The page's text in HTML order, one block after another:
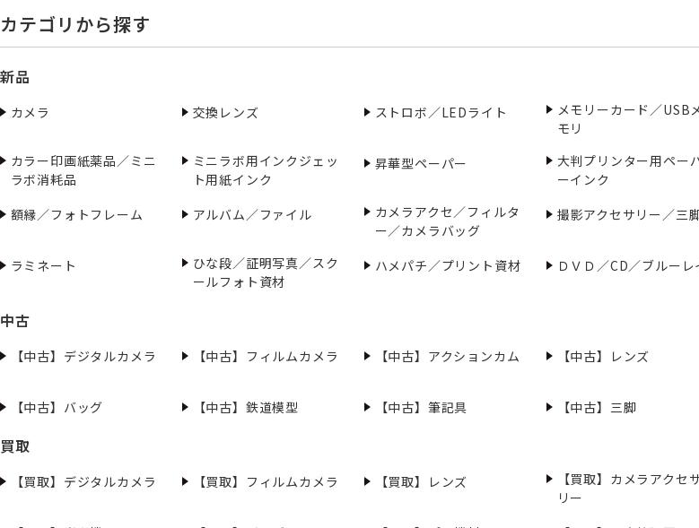
カテゴリから探す
新品
カメラ 交換レンズ ストロボ／LEDライト
メモリーカード／USB
モリ
カラー印画紙薬品／ミニ
ラボ消耗品
ミニラボ用インクジェッ
ト用紙インク
昇華型ペーパー
大判プリンター用ペー
ーインク
額縁／フォトフレーム
アルバム／ファイル
カメラアクセ／フィルタ
ー／カメラバッグ
撮影アクセサリー／三
ラミネート
ひな段／証明写真／スク
ールフォト資材
ハメパチ／プリント資材 ＤＶＤ／CD／ブルーレ
中古
【中古】デジタルカメラ 【中古】フィルムカメラ 【中古】アクションカム 【中古】レンズ
【中古】バッグ 【中古】鉄道模型 【中古】筆記具 【中古】三脚
買取
【買取】デジタルカメラ 【買取】フィルムカメラ 【買取】レンズ
【買取】カメラアクセ
リー